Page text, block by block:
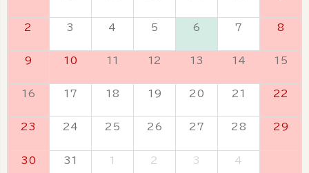
2 3 4 5 6 7 8
9 10 11 12 13 14 15
16 17 18 19 20 21 22
23 24 25 26 27 28 29
30 31 1 2 3 4